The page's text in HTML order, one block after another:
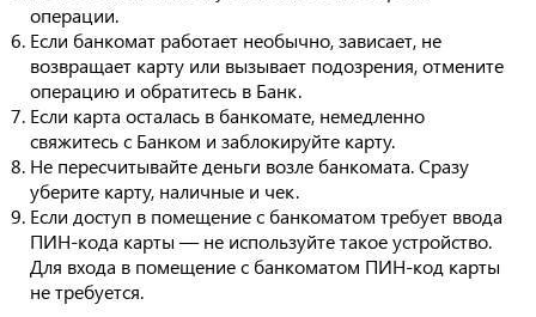
операции.
Если банкомат работает необычно, зависает, не
возвращает карту или вызывает подозрения, отмените
операцию и обратитесь в Банк.
Если карта осталась в банкомате, немедленно
свяжитесь с Банком и заблокируйте карту.
Не пересчитывайте деньги возле банкомата. Сразу
уберите карту, наличные и чек.
Если доступ в помещение с банкоматом требует ввода
ПИН-кода карты — не используйте такое устройство.
Для входа в помещение с банкоматом ПИН-код карты
не требуется.